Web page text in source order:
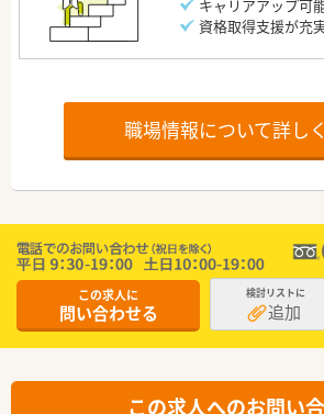
キャリアアップ可
資格取得支援が充
職場情報について詳し
この求人に
問い合わせる
検討リストに
追加
この求人へのお問い